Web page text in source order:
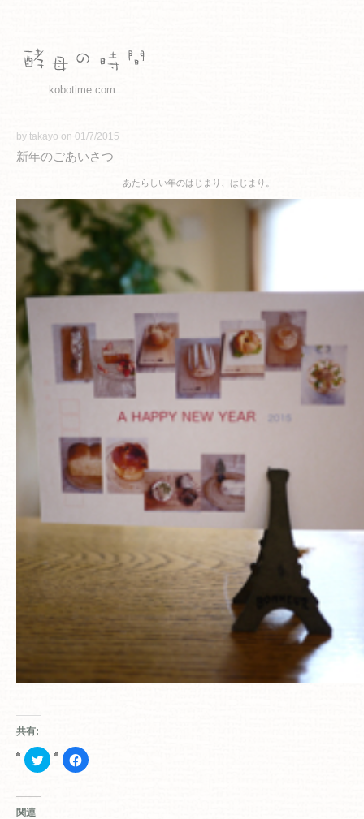
kobotime.com
新年のごあいさつ
by takayo on 01/7/2015
あたらしい年のはじまり、はじまり。
共有:
ク
リ
Facebook
で
関連